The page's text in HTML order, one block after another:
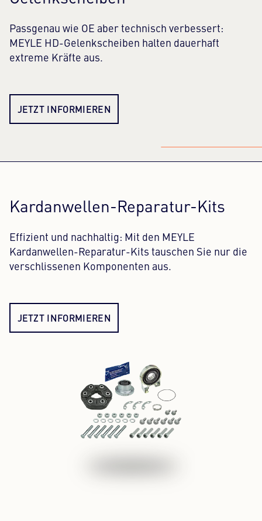
Passgenau wie OE aber technisch verbessert:
MEYLE HD-Gelenkscheiben halten dauerhaft
extreme Kräfte aus.
JETZT INFORMIEREN
Kardanwellen-Reparatur-Kits
Effizient und nachhaltig: Mit den MEYLE
Kardanwellen-Reparatur-Kits tauschen Sie nur die
verschlissenen Komponenten aus.
JETZT INFORMIEREN